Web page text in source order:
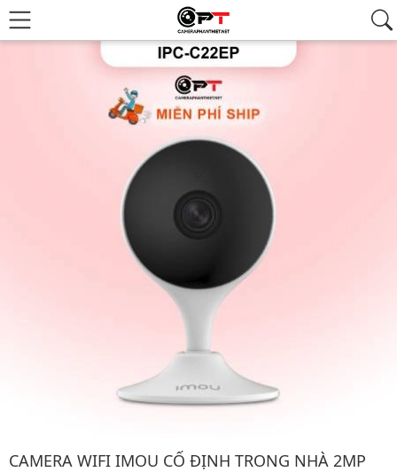
Hình ảnh đại diện của sản phẩm Camera wifi IMOU Cố định
CAMERA WIFI IMOU CỐ ĐỊNH TRONG NHÀ 2MP